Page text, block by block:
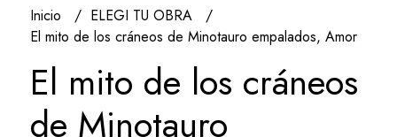
Inicio
ELEGI TU OBRA
El mito de los cráneos de Minotauro empalados, Amor
El mito de los cráneos
de Minotauro